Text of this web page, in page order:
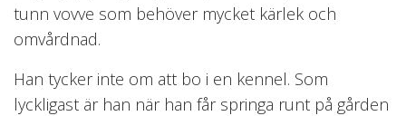
tunn vovve som behöver mycket kärlek och
omvårdnad.
Han tycker inte om att bo i en kennel. Som
lyckligast är han när han får springa runt på gården